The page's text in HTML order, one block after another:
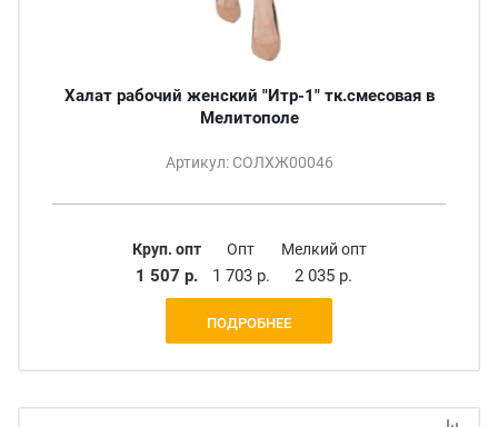
Халат рабочий женский "Итр-1" тк.смесовая в
Мелитополе
Артикул: СОЛХЖ00046
Круп. опт
1 507 р.
Опт
1 703 р.
Мелкий опт
2 035 р.
ПОДРОБНЕЕ